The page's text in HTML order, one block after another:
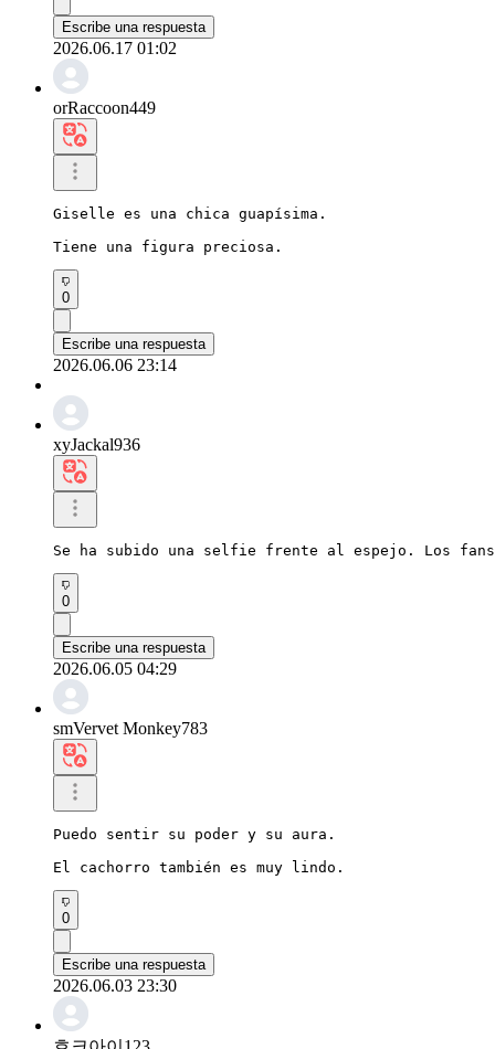
Escribe una respuesta
2026.06.17 01:02
orRaccoon449
Giselle es una chica guapísima.
Tiene una figura preciosa.
0
Escribe una respuesta
2026.06.06 23:14
xyJackal936
Se ha subido una selfie frente al espejo. Los fans
0
Escribe una respuesta
2026.06.05 04:29
smVervet Monkey783
Puedo sentir su poder y su aura.
El cachorro también es muy lindo.
0
Escribe una respuesta
2026.06.03 23:30